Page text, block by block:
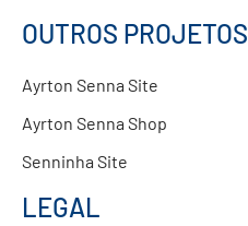
OUTROS PROJETOS
Ayrton Senna Site
Ayrton Senna Shop
Senninha Site
LEGAL